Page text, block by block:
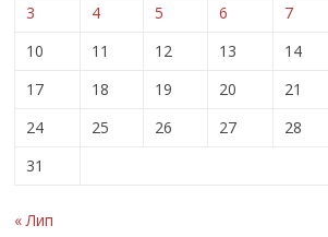
3
4 5 6 7
10
11 12 13 14
17
18 19 20 21
24
25 26 27 28
31
« Лип